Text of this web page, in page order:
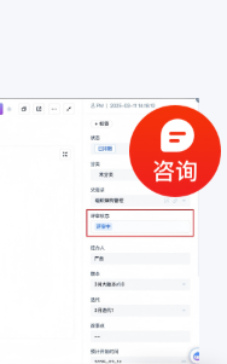
获取验证码
还没有账号？